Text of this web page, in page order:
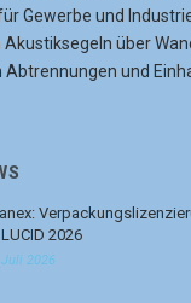
Gewerbe und
über
Abtrennungen und
2026
Juli 2026